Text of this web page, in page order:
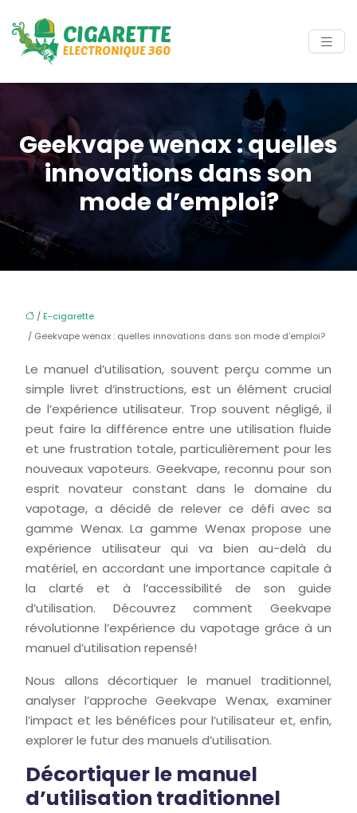
Geekvape wenax : quelles
innovations dans son
mode d’emploi?
/ E-cigarette
/ Geekvape wenax : quelles innovations dans son mode d’emploi?
Le manuel d’utilisation, souvent perçu comme un
simple livret d’instructions, est un élément crucial
de l’expérience utilisateur. Trop souvent négligé, il
peut faire la différence entre une utilisation fluide
et une frustration totale, particulièrement pour les
nouveaux vapoteurs. Geekvape, reconnu pour son
esprit novateur constant dans le domaine du
vapotage, a décidé de relever ce défi avec sa
gamme Wenax. La gamme Wenax propose une
expérience utilisateur qui va bien au-delà du
matériel, en accordant une importance capitale à
la clarté et à l’accessibilité de son guide
d’utilisation. Découvrez comment Geekvape
révolutionne l’expérience du vapotage grâce à un
manuel d’utilisation repensé!
Nous allons décortiquer le manuel traditionnel,
analyser l’approche Geekvape Wenax, examiner
l’impact et les bénéfices pour l’utilisateur et, enfin,
explorer le futur des manuels d’utilisation.
Décortiquer le manuel
d’utilisation traditionnel